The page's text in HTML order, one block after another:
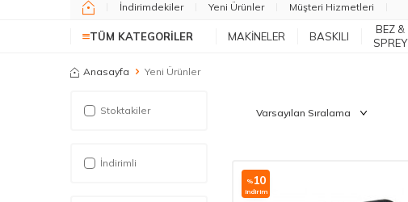
İndirimdekiler Yeni Ürünler Müşteri Hizmetleri
TÜM KATEGORILER MAKİNELER BASKILI
BEZ &
SPREY
Anasayfa Yeni Ürünler
Stoktakiler
İndirimli
%10
i̇ndirim